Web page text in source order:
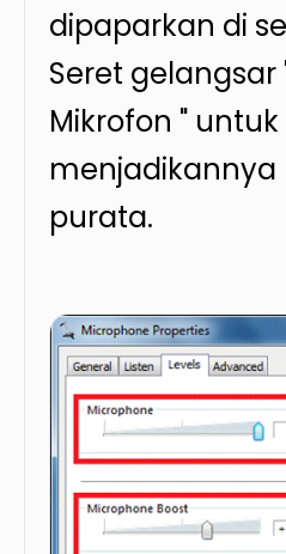
dipaparkan di
Seret gelangsar
Mikrofon " untuk
menjadikannya
purata.